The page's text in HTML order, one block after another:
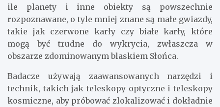
ile planety i inne obiekty są powszechnie
rozpoznawane, o tyle mniej znane są małe gwiazdy,
takie jak czerwone karły czy białe karły, które
mogą być trudne do wykrycia, zwłaszcza w
obszarze zdominowanym blaskiem Słońca.
Badacze używają zaawansowanych narzędzi i
technik, takich jak teleskopy optyczne i teleskopy
kosmiczne, aby próbować zlokalizować i dokładnie